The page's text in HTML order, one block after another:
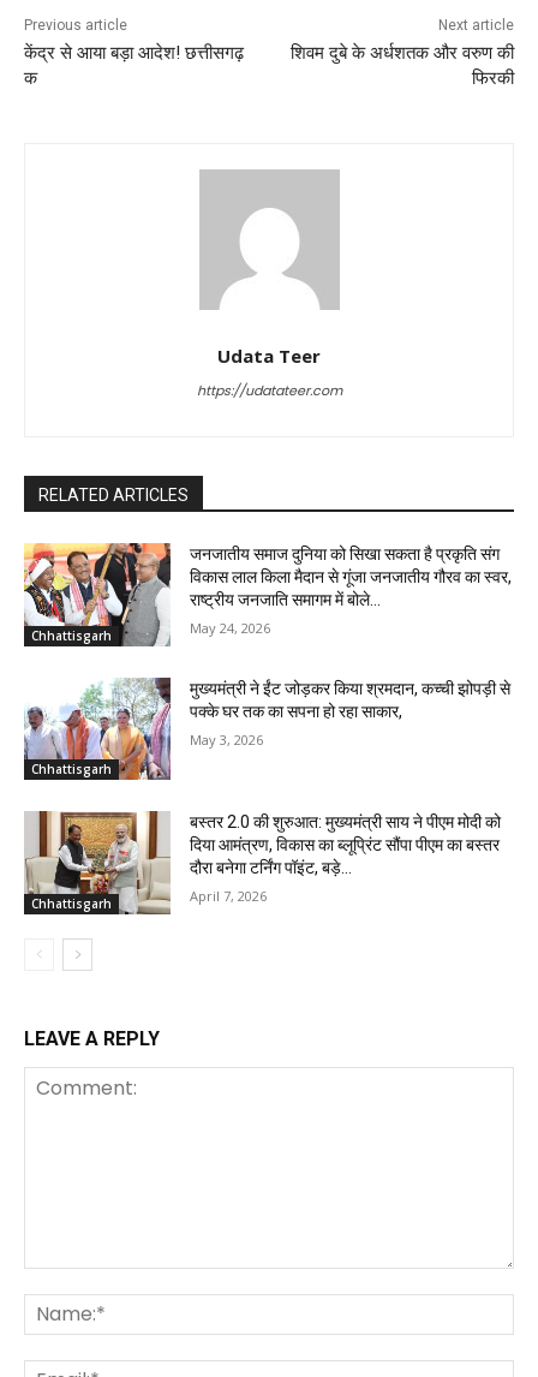
Previous article
केंद्र से आया बड़ा आदेश! छत्तीसगढ़
क
Next article
शिवम दुबे के अर्धशतक और वरुण की
फिरकी
Udata Teer
https://udatateer.com
RELATED ARTICLES
Chhattisgarh
जनजातीय समाज दुनिया को सिखा सकता है प्रकृति संग
विकास लाल किला मैदान से गूंजा जनजातीय गौरव का स्वर,
राष्ट्रीय जनजाति समागम में बोले...
May 24, 2026
Chhattisgarh
मुख्यमंत्री ने ईंट जोड़कर किया श्रमदान, कच्ची झोपड़ी से
पक्के घर तक का सपना हो रहा साकार,
May 3, 2026
Chhattisgarh
बस्तर 2.0 की शुरुआत: मुख्यमंत्री साय ने पीएम मोदी को
दिया आमंत्रण, विकास का ब्लूप्रिंट सौंपा पीएम का बस्तर
दौरा बनेगा टर्निंग पॉइंट, बड़े...
April 7, 2026
LEAVE A REPLY